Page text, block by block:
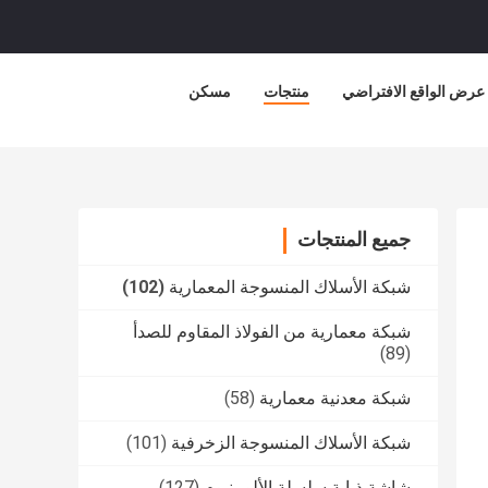
مسكن منتجات عرض الواقع الافتراضي
جميع المنتجات
شبكة الأسلاك المنسوجة المعمارية (102)
شبكة معمارية من الفولاذ المقاوم للصدأ
(89)
شبكة معدنية معمارية (58)
شبكة الأسلاك المنسوجة الزخرفية (101)